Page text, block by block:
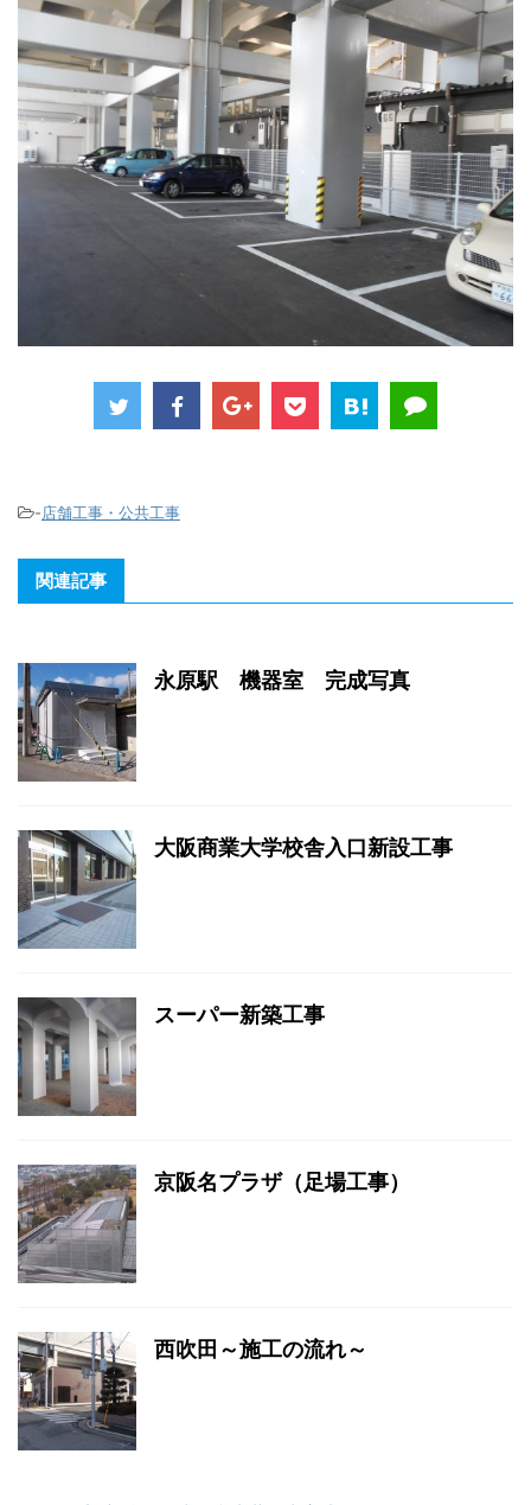
-店舗工事・公共工事
関連記事
永原駅 機器室 完成写真
大阪商業大学校舎入口新設工事
スーパー新築工事
京阪名プラザ（足場工事）
西吹田～施工の流れ～